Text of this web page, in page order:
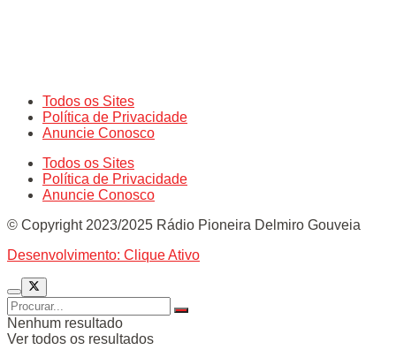
Todos os Sites
Política de Privacidade
Anuncie Conosco
Todos os Sites
Política de Privacidade
Anuncie Conosco
© Copyright 2023/2025 Rádio Pioneira Delmiro Gouveia
Desenvolvimento: Clique Ativo
Nenhum resultado
Ver todos os resultados